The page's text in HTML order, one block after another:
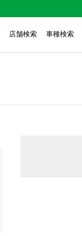
店舗検索 車種検索